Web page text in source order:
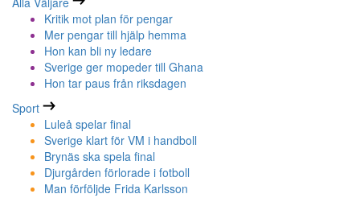
Kritik mot plan för pengar
Mer pengar till hjälp hemma
Hon kan bli ny ledare
Sverige ger mopeder till Ghana
Hon tar paus från riksdagen
Sport
Luleå spelar final
Sverige klart för VM i handboll
Brynäs ska spela final
Djurgården förlorade i fotboll
Man förföljde Frida Karlsson